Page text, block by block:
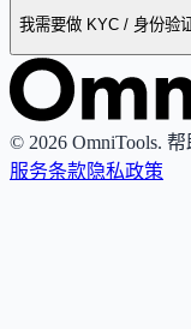
我需要做 KYC / 身份验
© 2026 OmniTools.
服务条款隐私政策